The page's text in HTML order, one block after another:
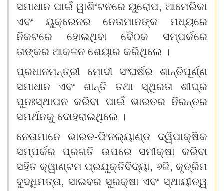
ସମାଧାନ ପାଇଁ ୱାଶିଂଟନରେ ୟୁରୋପ, ଆମେରିକା
ଏବଂ ୟୁକ୍ରେନର ନେତାମାନଙ୍କ ମଧ୍ୟରେ
ନିକଟରେ ହୋଇଥିବା ବୈଠକ ସମ୍ପର୍କରେ
ତାଙ୍କର ଆକଳନ ଶେୟାର କରିଥିଲେ ।
ପ୍ରଧାନମନ୍ତ୍ରୀ ମୋଦୀ ସଂଘର୍ଷର ଶାନ୍ତିପୂର୍ଣ୍ଣ
ସମାଧାନ ଏବଂ ଶାନ୍ତି ତଥା ସ୍ଥିରତା ଶୀଘ୍ର
ପୁନଃସ୍ଥାପନ କରିବା ପାଇଁ ଭାରତର ନିରନ୍ତର
ସମର୍ଥନକୁ ଦୋହରାଇଥିଲେ ।
ନେତାମାନେ ଭାରତ-ଫିନଲ୍ୟାଣ୍ଡ ଦ୍ୱିପାକ୍ଷିକ
ସମ୍ପର୍କର ପ୍ରଗତି ଉପରେ ସମୀକ୍ଷା କରିବା
ସହିତ କ୍ୱାଣ୍ଟମ ପ୍ରଯୁକ୍ତିବିଦ୍ୟା, ୬ଜି, କୃତ୍ରିମ
ବୁଦ୍ଧିମତ୍ତା, ସାଇବର ସୁରକ୍ଷା ଏବଂ ସ୍ଥାୟୀତ୍ୱ